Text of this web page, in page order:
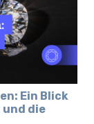
Ein Blick
und die